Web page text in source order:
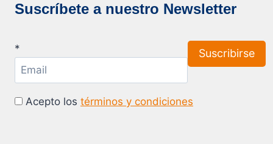
Suscríbete a nuestro Newsletter
*
Acepto los términos y condiciones